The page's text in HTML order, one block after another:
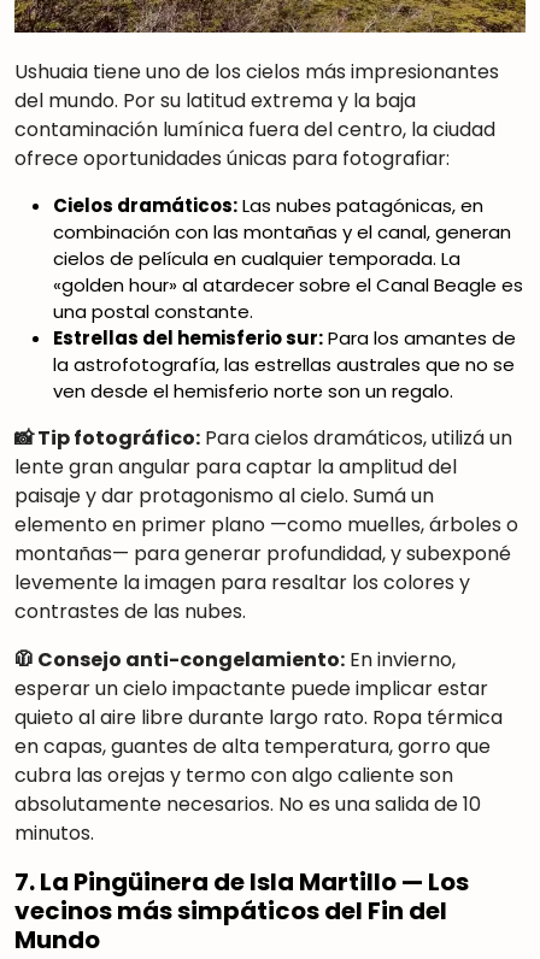
Ushuaia tiene uno de los cielos más impresionantes
del mundo. Por su latitud extrema y la baja
contaminación lumínica fuera del centro, la ciudad
ofrece oportunidades únicas para fotografiar:
Cielos dramáticos:Las nubes patagónicas, en
combinación con las montañas y el canal, generan
cielos de película en cualquier temporada. La
«golden hour» al atardecer sobre el Canal Beagle es
una postal constante.
Estrellas del hemisferio sur:Para los amantes de
la astrofotografía, las estrellas australes que no se
ven desde el hemisferio norte son un regalo.
📸 Tip fotográfico: Para cielos dramáticos, utilizá un
lente gran angular para captar la amplitud del
paisaje y dar protagonismo al cielo. Sumá un
elemento en primer plano —como muelles, árboles o
montañas— para generar profundidad, y subexponé
levemente la imagen para resaltar los colores y
contrastes de las nubes.
🧥 Consejo anti-congelamiento: En invierno,
esperar un cielo impactante puede implicar estar
quieto al aire libre durante largo rato. Ropa térmica
en capas, guantes de alta temperatura, gorro que
cubra las orejas y termo con algo caliente son
absolutamente necesarios. No es una salida de 10
minutos.
7. La Pingüinera de Isla Martillo — Los
vecinos más simpáticos del Fin del
Mundo